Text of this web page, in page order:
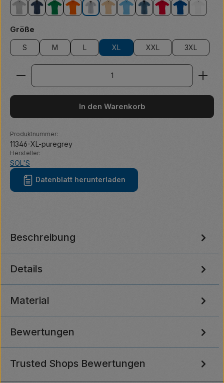
grey melange
heather denim
kelly green
orangepure grey
sand sky blueslate blue
red royal blue
white
Größe
S M L XL XXL 3XL
Produkt Anzahl: Gib den gewünschten Wert ein
In den Warenkorb
Produktnummer:
11346-XL-puregrey
Hersteller:
SOL'S
Datenblatt herunterladen
Beschreibung
Details
Material
Bewertungen
Trusted Shops Bewertungen